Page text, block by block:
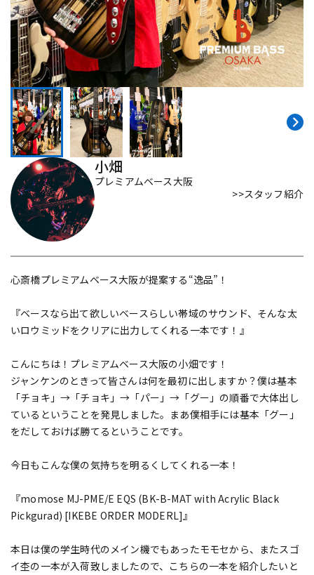
DJ機器 DTM
DTM オンライン納品
配信/ライブ機器
中古 ヴィンテージ
小畑
プレミアムベース大阪
>>スタッフ紹介
心斎橋プレミアムベース大阪が提案する“逸品”！
『ベースなら出て欲しいベースらしい帯域のサウンド、そんな太
いロウミッドをクリアに出力してくれる一本です！』
こんにちは！プレミアムベース大阪の小畑です！
ジャンケンのときって皆さんは何を最初に出しますか？僕は基本
「チョキ」→「チョキ」→「パー」→「グー」の順番で大体出し
ているということを発見しました。まあ僕相手には基本「グー」
をだしておけば勝てるということです。
今日もこんな僕の気持ちを明るくしてくれる一本！
『momose MJ-PME/E EQS (BK-B-MAT with Acrylic Black
Pickgurad) [IKEBE ORDER MODERL]』
本日は僕の学生時代のメイン機でもあったモモセから、またスゴ
イ杢の一本が入荷致しましたので、こちらの一本を紹介したいと